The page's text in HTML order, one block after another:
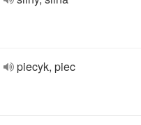
piecyk, piec